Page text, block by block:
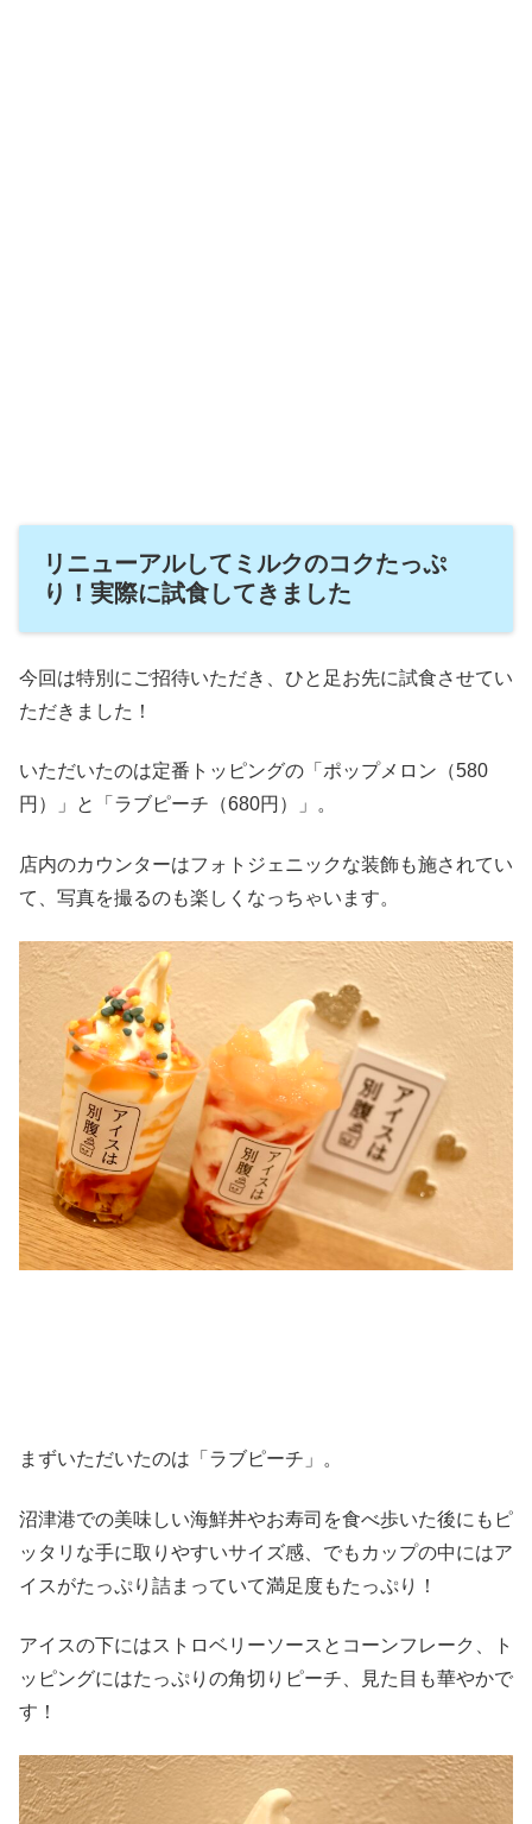
リニューアルしてミルクのコクたっぷ
り！実際に試食してきました
今回は特別にご招待いただき、ひと足お先に試食させてい
ただきました！
いただいたのは定番トッピングの「ポップメロン（580
円）」と「ラブピーチ（680円）」。
店内のカウンターはフォトジェニックな装飾も施されてい
て、写真を撮るのも楽しくなっちゃいます。
まずいただいたのは「ラブピーチ」。
沼津港での美味しい海鮮丼やお寿司を食べ歩いた後にもピ
ッタリな手に取りやすいサイズ感、でもカップの中にはア
イスがたっぷり詰まっていて満足度もたっぷり！
アイスの下にはストロベリーソースとコーンフレーク、ト
ッピングにはたっぷりの角切りピーチ、見た目も華やかで
す！